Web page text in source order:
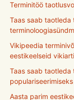
Terminitöö
Taas saab taotleda
Vikipeedia
eestikeelseid
Taas saab taotleda
populariseerimiseks
Aasta parim